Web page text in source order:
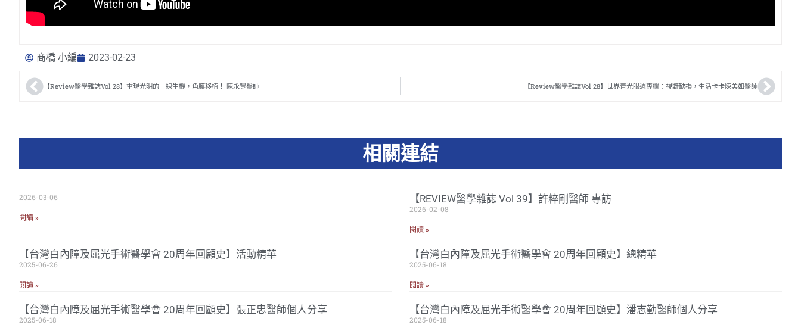
商橋 小編 2023-02-23
【Review醫學雜誌Vol 28】重現光明的一線生機，角膜移植！ 陳永豐醫師 【Review醫學雜誌Vol 28】世界青光眼週專欄：視野缺損，生活卡卡陳美如醫師
相關連結
2026-03-06
閱讀 »
【REVIEW醫學雜誌 Vol 39】許粹剛醫師 專訪
2026-02-08
閱讀 »
【台灣白內障及屈光手術醫學會 20周年回顧史】活動精華
2025-06-26
閱讀 »
【台灣白內障及屈光手術醫學會 20周年回顧史】總精華
2025-06-18
閱讀 »
【台灣白內障及屈光手術醫學會 20周年回顧史】張正忠醫師個人分享
2025-06-18
【台灣白內障及屈光手術醫學會 20周年回顧史】潘志勤醫師個人分享
2025-06-18